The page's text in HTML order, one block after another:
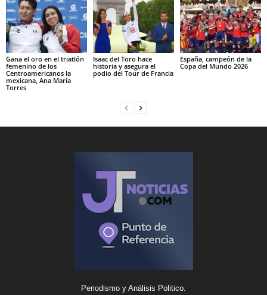
Gana el oro en el triatlón
femenino de los
Centroamericanos la
mexicana, Ana María
Torres
Isaac del Toro hace
historia y asegura el
podio del Tour de Francia
España, campeón de la
Copa del Mundo 2026
Periodismo y Análisis Politico.